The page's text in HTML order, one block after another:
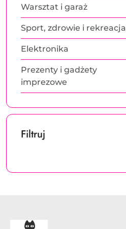
Warsztat i garaż
Sport, zdrowie i rekreacja
Elektronika
Prezenty i gadżety
imprezowe
Filtruj